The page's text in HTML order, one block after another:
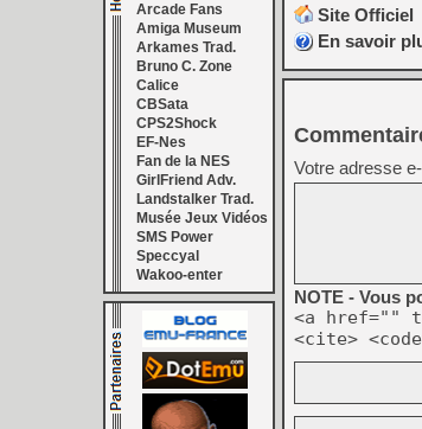
Arcade Fans
Amiga Museum
Arkames Trad.
Bruno C. Zone
Calice
CBSata
CPS2Shock
EF-Nes
Fan de la NES
GirlFriend Adv.
Landstalker Trad.
Musée Jeux Vidéos
SMS Power
Speccyal
Wakoo-enter
Site Officiel
En savoir
Votre adresse
NOTE - Vous
<a href=""
<cite>